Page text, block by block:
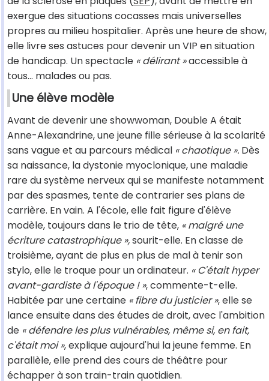
exergue des situations cocasses mais universelles
propres au milieu hospitalier. Après une heure de show,
elle livre ses astuces pour devenir un VIP en situation
de handicap. Un spectacle « délirant »accessible à
tous... malades ou pas.
Une élève modèle
Avant de devenir une showwoman, Double A était
Anne-Alexandrine, une jeune fille sérieuse à la scolarité
sans vague et au parcours médical « chaotique ». Dès
sa naissance, la dystonie myoclonique, une maladie
rare du système nerveux qui se manifeste notamment
par des spasmes, tente de contrarier ses plans de
carrière. En vain. A l'école, elle fait figure d'élève
modèle, toujours dans le trio de tête, « malgré une
écriture catastrophique »,sourit-elle. En classe de
troisième, ayant de plus en plus de mal à tenir son
stylo, elle le troque pour un ordinateur. « C'était hyper
avant-gardiste à l'époque ! », commente-t-elle.
Habitée par une certaine « fibre du justicier », elle se
lance ensuite dans des études de droit, avec l'ambition
de « défendre les plus vulnérables, même si, en fait,
c'était moi », explique aujourd'hui la jeune femme. En
parallèle, elle prend des cours de théâtre pour
échapper à son train-train quotidien.